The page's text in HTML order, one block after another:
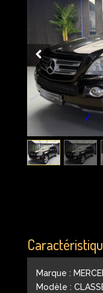
Marque :
Modèle :